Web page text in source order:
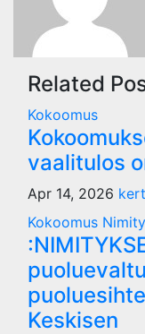
Related
Kokoomus
vaalitulos
Apr 14, 2026
Kokoomus
Keskisen